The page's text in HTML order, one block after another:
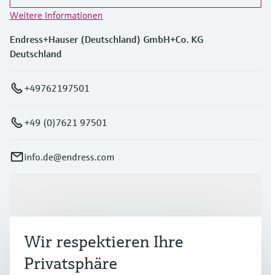
Weitere Informationen
Endress+Hauser (Deutschland) GmbH+Co. KG
Deutschland
+49762197501
+49 (0)7621 97501
info.de@endress.com
Branchen
Wir respektieren Ihre
Privatsphäre